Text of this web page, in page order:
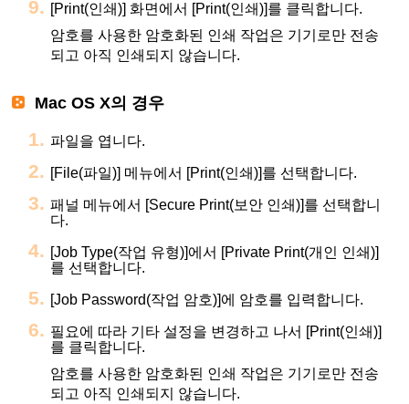
[Print(인쇄)] 화면에서 [Print(인쇄)]를 클릭합니다.
암호를 사용한 암호화된 인쇄 작업은 기기로만 전송
되고 아직 인쇄되지 않습니다.
Mac OS X의 경우
파일을 엽니다.
[File(파일)] 메뉴에서 [Print(인쇄)]를 선택합니다.
패널 메뉴에서 [Secure Print(보안 인쇄)]를 선택합니
다.
[Job Type(작업 유형)]에서 [Private Print(개인 인쇄)]
를 선택합니다.
[Job Password(작업 암호)]에 암호를 입력합니다.
필요에 따라 기타 설정을 변경하고 나서 [Print(인쇄)]
를 클릭합니다.
암호를 사용한 암호화된 인쇄 작업은 기기로만 전송
되고 아직 인쇄되지 않습니다.